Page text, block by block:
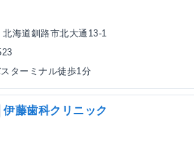
海道釧路市北大通13-1
ターミナル徒歩1分
伊藤歯科クリニック